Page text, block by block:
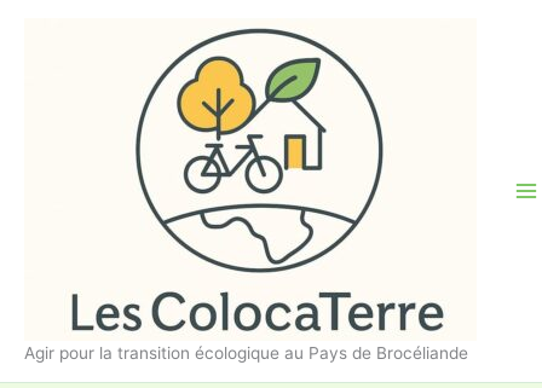
Agir pour la transition écologique au Pays de Brocéliande